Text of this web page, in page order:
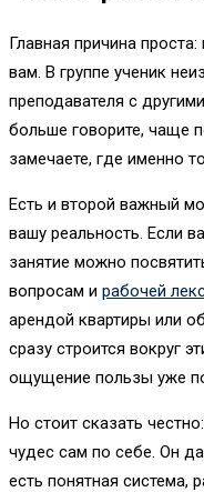
Главная причина
вам. В группе ученик
преподавателя с
больше говорите, чаще
замечаете, где именно
Есть и второй важный
вашу реальность. Если
занятие можно
вопросам и рабочей
арендой квартиры или
сразу строится вокруг
ощущение пользы уже
Но стоит сказать
чудес сам по себе. Он
есть понятная система,